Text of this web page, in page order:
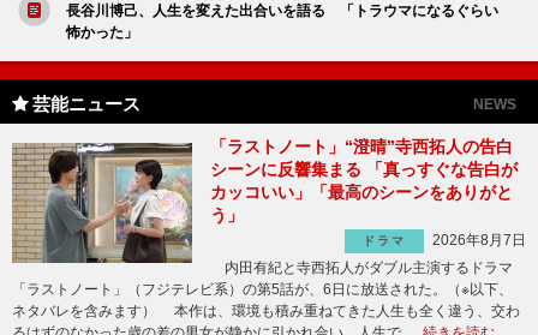
長谷川博己、人生を変えた出合いを語る 「トラウマになるぐらい
怖かった」
芸能ニュース NEWS
「ラストノート」“澄晴”寺西拓人の告白
シーンに反響集まる 「真っすぐな告白が
カッコいい」「最高のシーンをありがと
う」
ドラマ
2026年8月7日
内田有紀と寺西拓人がダブル主演するドラマ
「ラストノート」（フジテレビ系）の第5話が、6日に放送された。（※以下、
ネタバレを含みます） 本作は、環境も積み重ねてきた人生も全く違う、交わ